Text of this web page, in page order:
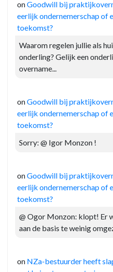
onGoodwill bij
eerlijk ondernemerschap of
toekomst?
Waarom regelen jullie als
onderling? Gelijk een
overname...
onGoodwill bij
eerlijk ondernemerschap of
toekomst?
Sorry: @ Igor Monzon !
onGoodwill bij
eerlijk ondernemerschap of
toekomst?
@ Ogor Monzon: klopt! Er
aan de basis te weinig
on NZa-bestuurder heeft